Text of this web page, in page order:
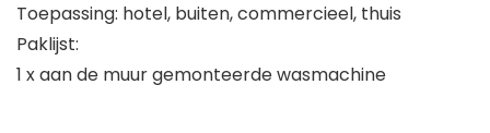
Toepassing: hotel, buiten, commercieel, thuis
Paklijst:
1 x aan de muur gemonteerde wasmachine